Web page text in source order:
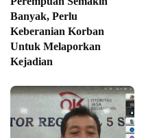
Banyak, Perlu
Keberanian Korban
Untuk Melaporkan
Kejadian